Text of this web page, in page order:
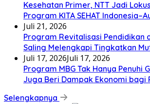
Kesehatan Primer, NTT Jadi
Program KITA SEHAT
Juli 21, 2026
Program Revitalisasi Pendidikan
Saling Melengkapi Tingkatkan
Juli 17, 2026Juli 17, 2026
Program MBG Tak Hanya Penuhi
Juga Beri Dampak Ekonomi bagi
Selengkapnya